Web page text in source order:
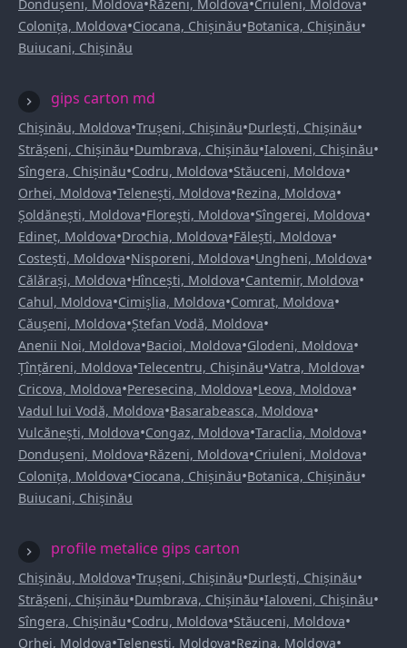
Dondușeni, Moldova Răzeni, Moldova Criuleni, Moldova
Colonița, Moldova•Ciocana, Chișinău•Botanica, Chișinău•
Buiucani, Chișinău
gips carton md
Chișinău, Moldova•Trușeni, Chișinău•Durlești, Chișinău•
Strășeni, Chișinău•Dumbrava, Chișinău•Ialoveni, Chișinău•
Sîngera, Chișinău•Codru, Moldova•Stăuceni, Moldova•
Orhei, Moldova•Telenești, Moldova•Rezina, Moldova•
Șoldănești, Moldova•Florești, Moldova•Sîngerei, Moldova•
Edineț, Moldova•Drochia, Moldova•Fălești, Moldova•
Costești, Moldova•Nisporeni, Moldova•Ungheni, Moldova•
Călărași, Moldova•Hîncești, Moldova•Cantemir, Moldova•
Cahul, Moldova•Cimișlia, Moldova•Comrat, Moldova•
Căușeni, Moldova•Ștefan Vodă, Moldova•
Anenii Noi, Moldova•Bacioi, Moldova•Glodeni, Moldova•
Țînțăreni, Moldova•Telecentru, Chișinău•Vatra, Moldova•
Cricova, Moldova•Peresecina, Moldova•Leova, Moldova•
Vadul lui Vodă, Moldova•Basarabeasca, Moldova•
Vulcănești, Moldova•Congaz, Moldova•Taraclia, Moldova•
Dondușeni, Moldova•Răzeni, Moldova•Criuleni, Moldova•
Colonița, Moldova•Ciocana, Chișinău•Botanica, Chișinău•
Buiucani, Chișinău
profile metalice gips carton
Chișinău, Moldova•Trușeni, Chișinău•Durlești, Chișinău•
Strășeni, Chișinău•Dumbrava, Chișinău•Ialoveni, Chișinău•
Sîngera, Chișinău•Codru, Moldova•Stăuceni, Moldova•
Orhei, Moldova•Telenești, Moldova•Rezina, Moldova•